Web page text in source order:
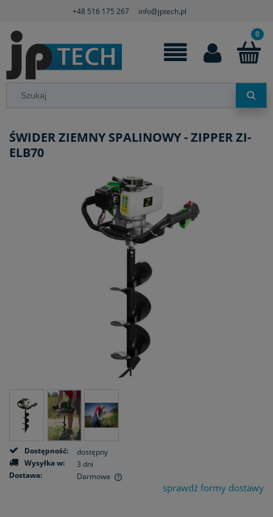
+48 516 175 267 info@jptech.pl
ŚWIDER ZIEMNY SPALINOWY - ZIPPER ZI-
ELB70
Dostępność:
dostępny
Wysyłka w:
3 dni
Dostawa:
Darmowa
Cena nie zawiera ewentualnych kosztów płatnościsprawdź formy dostawy